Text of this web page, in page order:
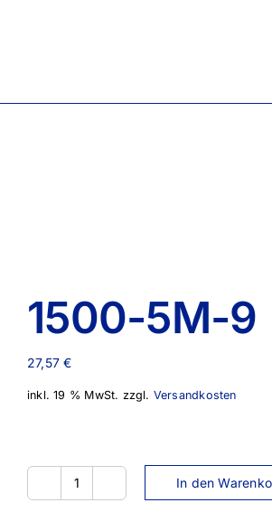
1500-5M-9
27,57€
inkl. 19 % MwSt. zzgl. Versandkosten
1500-
In den